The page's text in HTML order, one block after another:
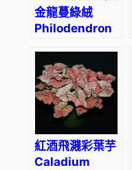
金龍蔓綠絨
Philodendron
Dragon
紅酒飛濺彩葉芋
Caladium